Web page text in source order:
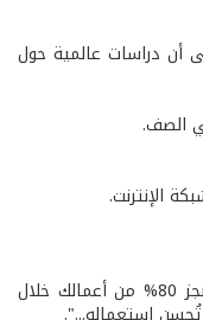
أن دراسات عالمية حول
الصف.
الإنترنت.
­-"إذا عرفت كيف تنظم وقتك، بالتأكيد ستنجز 80% من أعمالك خلال